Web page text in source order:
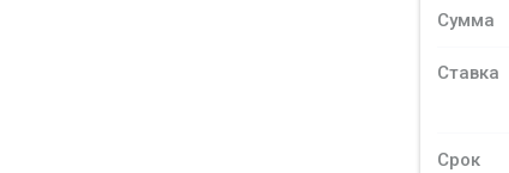
Сумма
Ставка
Срок